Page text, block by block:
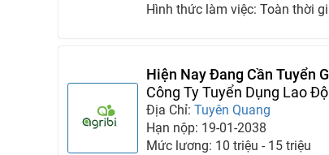
Hình thức làm việc: Toàn thời
Hiện Nay Đang Cần Tuyển
Đình Nhà Tôi
Công Ty Tuyển Dụng Lao
Địa Chỉ:Tuyên Quang
Hạn nộp: 19-01-2038
Mức lương: 10 triệu - 15 triệu